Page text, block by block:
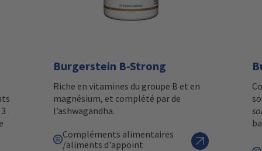
Burgerstein B-Strong
Riche en vitamines du groupe B et en
magnésium, et complété par de
l’ashwagandha.
Compléments alimentaires
/aliments d'appoint